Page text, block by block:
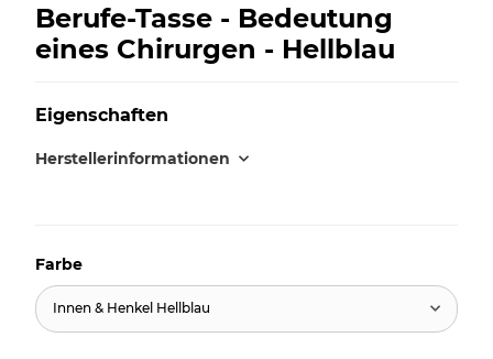
Berufe-Tasse - Bedeutung
eines Chirurgen - Hellblau
Eigenschaften
Herstellerinformationen
Farbe
Innen & Henkel Hellblau